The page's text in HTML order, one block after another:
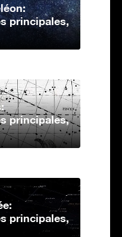
principales,
principales,
principales,